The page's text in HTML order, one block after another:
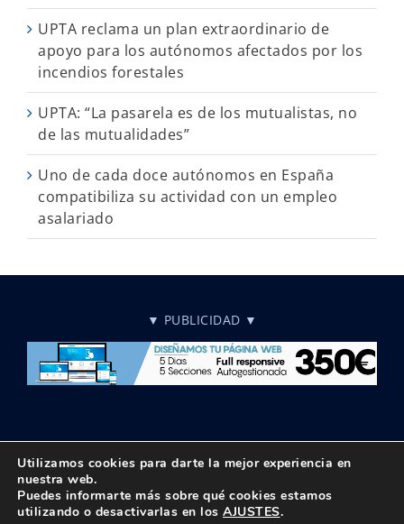
UPTA reclama un plan extraordinario de
apoyo para los autónomos afectados por los
incendios forestales
UPTA: “La pasarela es de los mutualistas, no
de las mutualidades”
Uno de cada doce autónomos en España
compatibiliza su actividad con un empleo
asalariado
▼ PUBLICIDAD ▼
© Copyright 2018 - 2026 UPTA | Todos los derechos reservados
|Política de privacidad|Aviso Legal
Utilizamos cookies para darte la mejor experiencia en
nuestra web.
Puedes informarte más sobre qué cookies estamos
utilizando o desactivarlas en los AJUSTES.